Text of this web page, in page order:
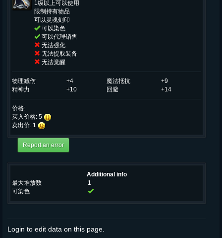
1级以上可以使用
限制持有物品
可以灵魂刻印
可以染色
可以代理销售
无法强化
无法提取装备
无法觉醒
物理减伤 +4 魔法抵抗
+9
精神力
+10 回避 +14
价格:
买入价格: 5
卖出价: 1
Additional info
最大堆放数
1
可染色
Login to edit data on this page.